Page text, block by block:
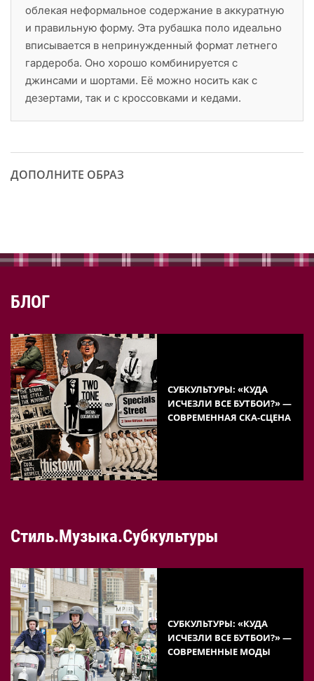
облекая неформальное содержание в аккуратную
и правильную форму. Эта рубашка поло идеально
вписывается в непринужденный формат летнего
гардероба. Оно хорошо комбинируется с
джинсами и шортами. Её можно носить как с
дезертами, так и с кроссовками и кедами.
ДОПОЛНИТЕ ОБРАЗ
БЛОГ
СУБКУЛЬТУРЫ: «КУДА
ИСЧЕЗЛИ ВСЕ БУТБОИ?» —
СОВРЕМЕННАЯ СКА-СЦЕНА
Стиль.Музыка.Субкультуры
СУБКУЛЬТУРЫ: «КУДА
ИСЧЕЗЛИ ВСЕ БУТБОИ?» —
СОВРЕМЕННЫЕ МОДЫ